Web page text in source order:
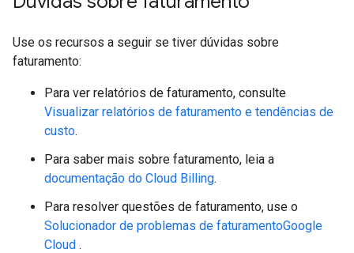
Use os recursos a seguir se tiver dúvidas sobre
faturamento:
Para ver relatórios de faturamento, consulte
Visualizar relatórios de faturamento e tendências de
custo.
Para saber mais sobre faturamento, leia a
documentação do Cloud Billing.
Para resolver questões de faturamento, use o
Solucionador de problemas de faturamentoGoogle
Cloud .